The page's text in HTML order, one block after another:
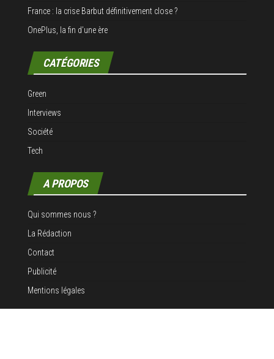
France : la crise Barbut définitivement close ?
OnePlus, la fin d’une ère
CATÉGORIES
Green
Interviews
Société
Tech
A PROPOS
Qui sommes nous ?
La Rédaction
Contact
Publicité
Mentions légales